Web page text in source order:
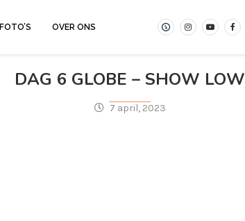
FOTO’S OVER ONS
DAG 6 GLOBE – SHOW LOW
7 april, 2023